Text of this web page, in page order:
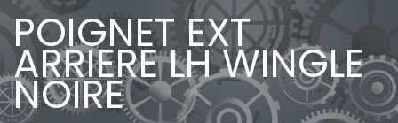
POIGNET EXT
ARRIERE LH WINGLE
NOIRE